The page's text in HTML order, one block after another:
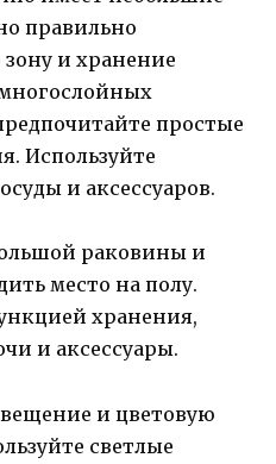
правильно
и хранение
простые
Используйте
и аксессуаров.
раковины и
место на полу.
хранения,
и аксессуары.
и цветовую
светлые